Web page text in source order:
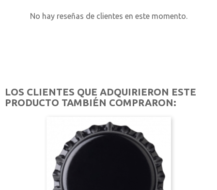
No hay reseñas de clientes en este momento.
LOS CLIENTES QUE ADQUIRIERON ESTE
PRODUCTO TAMBIÉN COMPRARON: